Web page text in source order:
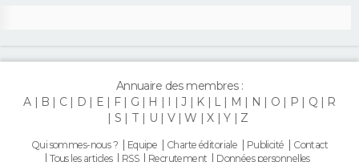
Annuaire des membres :
A
B C D E F G H I J K L M N O P Q
R
S
T U V W X Y Z
Qui sommes-nous ? Equipe Charte éditoriale Publicité
Contact
Tous les articles
RSS Recrutement Données personnelles